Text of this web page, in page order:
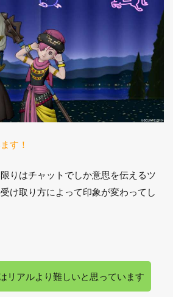
す！
りはチャットでしか意思を伝えるツ
け取り方によって印象が変わってし
リアルより難しいと思っています